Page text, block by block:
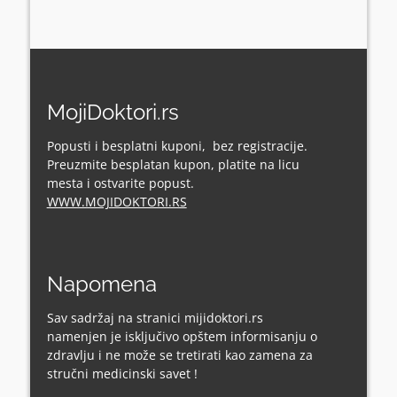
MojiDoktori.rs
Popusti i besplatni kuponi, bez registracije.
Preuzmite besplatan kupon, platite na licu
mesta i ostvarite popust.
WWW.MOJIDOKTORI.RS
Napomena
Sav sadržaj na stranici mijidoktori.rs
namenjen je isključivo opštem informisanju o
zdravlju i ne može se tretirati kao zamena za
stručni medicinski savet !